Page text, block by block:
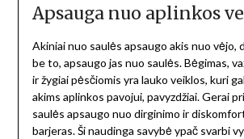
Apsauga nuo aplinkos
Akiniai nuo saulės apsaugo akis nuo vėjo,
be to, apsaugo jas nuo saulės. Bėgimas,
ir žygiai pėsčiomis yra lauko veiklos, kuri
akims aplinkos pavojui, pavyzdžiai. Gerai
saulės apsaugo nuo dirginimo ir
barjeras. Ši naudinga savybė ypač svarbi